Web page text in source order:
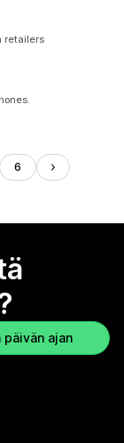
retailers
6
ajan